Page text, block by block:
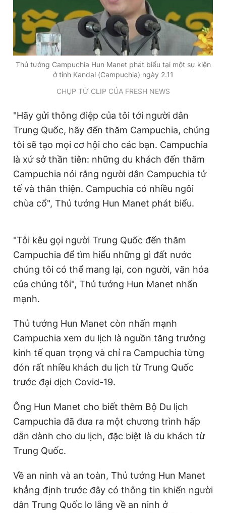
0906 645 777 0908 780 404
Đặt báo Quảng cáo RSS Tòa soạn Chính sách bảo
Tổng biên tập: Nguyễn Ngọc Toàn
Phó tổng biên tập thường trực: Hải Thành
Phó tổng biên tập: Lâm Hiếu Dũng
Tổng thư ký tòa soạn: Đức Trung
Giấy phép xuất bản số 110/GP - BTTTT cấp ngày 24.3.2020
© 2003-2026 Bản quyền thuộc về Báo Thanh Niên. Cấm sao
chép dưới mọi hình thức nếu không có sự chấp thuận bằng văn
bản. Phát triển bởi ePi Technologies, JSC.
Thủ tướng Campuchia Hun Manet phát biểu tại một sự kiện
ở tỉnh Kandal (Campuchia) ngày 2.11
CHỤP TỪ CLIP CỦA FRESH NEWS
"Hãy gửi thông điệp của tôi tới người dân
Trung Quốc, hãy đến thăm Campuchia, chúng
tôi sẽ tạo mọi cơ hội cho các bạn. Campuchia
là xứ sở thần tiên: những du khách đến thăm
Campuchia nói rằng người dân Campuchia tử
tế và thân thiện. Campuchia có nhiều ngôi
chùa cổ", Thủ tướng Hun Manet phát biểu.
"Tôi kêu gọi người Trung Quốc đến thăm
Campuchia để tìm hiểu những gì đất nước
chúng tôi có thể mang lại, con người, văn hóa
của chúng tôi", Thủ tướng Hun Manet nhấn
mạnh.
Thủ tướng Hun Manet còn nhấn mạnh
Campuchia xem du lịch là nguồn tăng trưởng
kinh tế quan trọng và chỉ ra Campuchia từng
đón rất nhiều khách du lịch từ Trung Quốc
trước đại dịch Covid-19.
Ông Hun Manet cho biết thêm Bộ Du lịch
Campuchia đã đưa ra một chương trình hấp
dẫn dành cho du lịch, đặc biệt là du khách từ
Trung Quốc.
Về an ninh và an toàn, Thủ tướng Hun Manet
khẳng định trước đây có thông tin khiến người
dân Trung Quốc lo lắng về an ninh ở